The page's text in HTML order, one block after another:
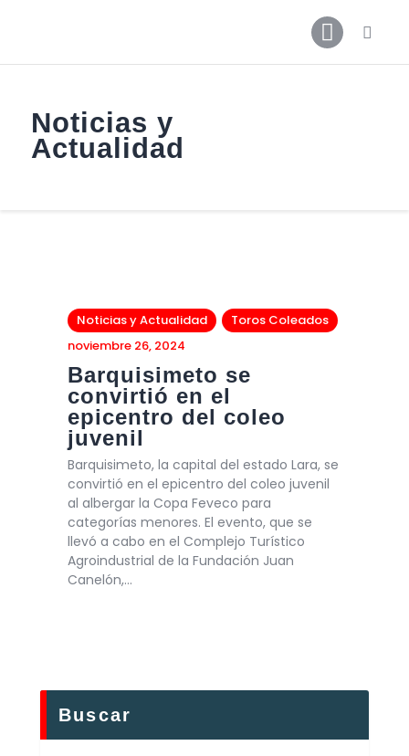
Noticias y
Actualidad
Inicio
Noticias
Noticias y Actualidad
Toros Coleados
noviembre 26, 2024
Barquisimeto se
convirtió en el
epicentro del coleo
juvenil
Barquisimeto, la capital del estado Lara, se
convirtió en el epicentro del coleo juvenil
al albergar la Copa Feveco para
categorías menores. El evento, que se
llevó a cabo en el Complejo Turístico
Agroindustrial de la Fundación Juan
Canelón,…
Buscar